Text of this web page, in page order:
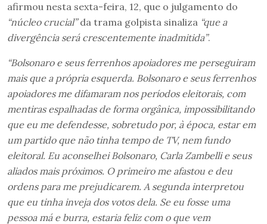
afirmou nesta sexta-feira, 12, que o julgamento do
“núcleo crucial”da trama golpista sinaliza “que a
divergência será crescentemente inadmitida”.
“Bolsonaro e seus ferrenhos apoiadores me perseguiram
mais que a própria esquerda. Bolsonaro e seus ferrenhos
apoiadores me difamaram nos períodos eleitorais, com
mentiras espalhadas de forma orgânica, impossibilitando
que eu me defendesse, sobretudo por, à época, estar em
um partido que não tinha tempo de TV, nem fundo
eleitoral. Eu aconselhei Bolsonaro, Carla Zambelli e seus
aliados mais próximos. O primeiro me afastou e deu
ordens para me prejudicarem. A segunda interpretou
que eu tinha inveja dos votos dela. Se eu fosse uma
pessoa má e burra, estaria feliz com o que vem